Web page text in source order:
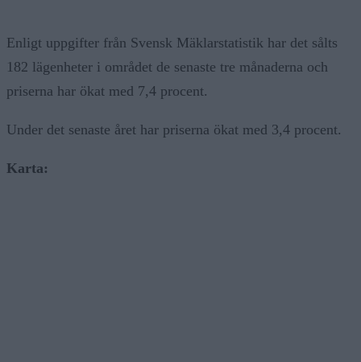
Enligt uppgifter från Svensk Mäklarstatistik har det sålts
182 lägenheter i området de senaste tre månaderna och
priserna har ökat med 7,4 procent.
Under det senaste året har priserna ökat med 3,4 procent.
Karta: